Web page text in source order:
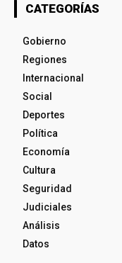
CATEGORÍAS
Gobierno
Regiones
Internacional
Social
Deportes
Política
Economía
Cultura
Seguridad
Judiciales
Análisis
Datos